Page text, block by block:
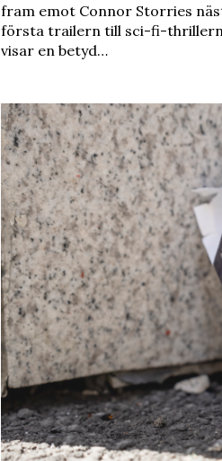
fram emot Connor Storries
första trailern till sci-fi-thrillern
visar en betyd…